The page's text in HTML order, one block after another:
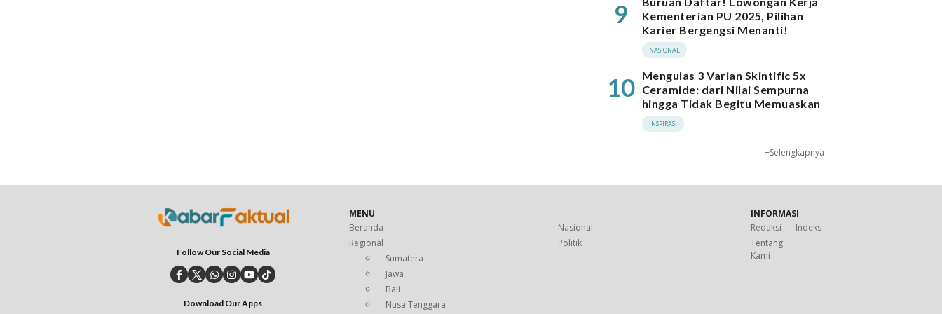
9
Kementerian PU 2025, Pilihan
Karier Bergengsi Menanti!
NASIONAL
10 Mengulas 3 Varian Skintific 5x
Ceramide: dari Nilai Sempurna
hingga Tidak Begitu Memuaskan
INSPIRASI
+Selengkapnya
Follow Our Social Media
Download Our Apps
MENU
Beranda
Nasional
Regional
Sumatera
Jawa
Bali
Nusa Tenggara
Politik
INFORMASI
Redaksi
Indeks
Tentang
Kami